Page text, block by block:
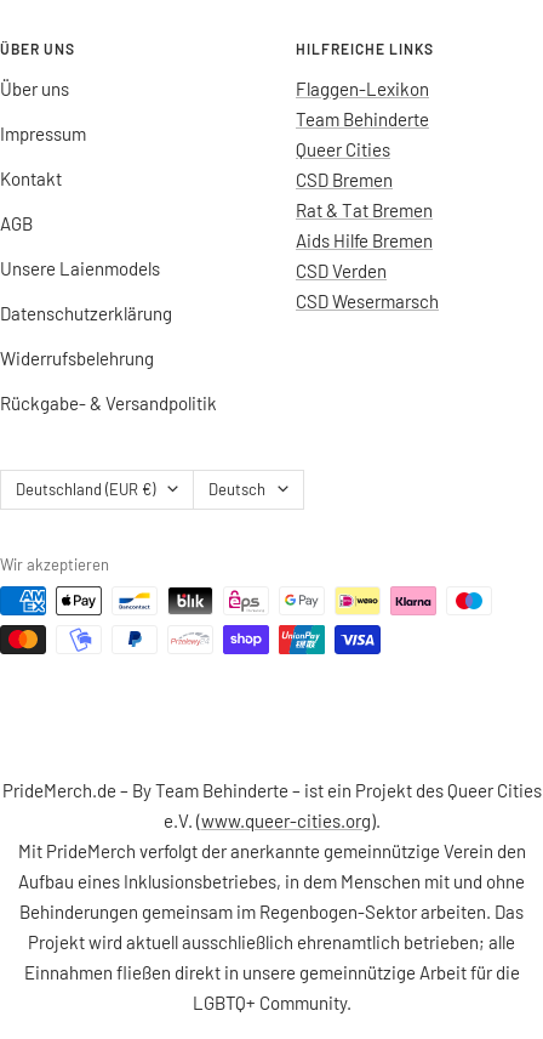
ÜBER UNS
Über uns
Impressum
Kontakt
AGB
Unsere Laienmodels
Datenschutzerklärung
Widerrufsbelehrung
Rückgabe- & Versandpolitik
HILFREICHE LINKS
Flaggen-Lexikon
Team Behinderte
Queer Cities
CSD Bremen
Rat & Tat Bremen
Aids Hilfe Bremen
CSD Verden
CSD Wesermarsch
Land/Region
Deutschland (EUR €) Sprache
Deutsch
Wir akzeptieren
PrideMerch.de – By Team Behinderte – ist ein Projekt des Queer Cities
e.V. (www.queer-cities.org).
Mit PrideMerch verfolgt der anerkannte gemeinnützige Verein den
Aufbau eines Inklusionsbetriebes, in dem Menschen mit und ohne
Behinderungen gemeinsam im Regenbogen-Sektor arbeiten. Das
Projekt wird aktuell ausschließlich ehrenamtlich betrieben; alle
Einnahmen fließen direkt in unsere gemeinnützige Arbeit für die
LGBTQ+ Community.